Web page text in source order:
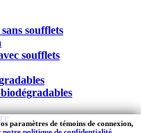
paramètres de témoins de connexion,
soufflets
soufflets